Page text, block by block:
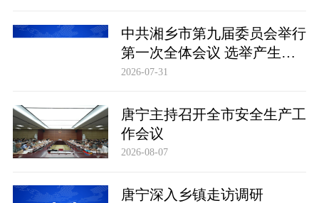
中共湘乡市第九届委员会举行
第一次全体会议 选举产生新
一届市委常委班子
2026-07-31
唐宁主持召开全市安全生产工
作会议
2026-08-07
唐宁深入乡镇走访调研